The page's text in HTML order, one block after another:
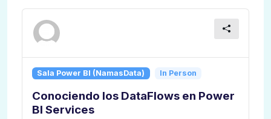
Sala Power BI (NamasData) In Person
Conociendo los DataFlows en Power
BI Services